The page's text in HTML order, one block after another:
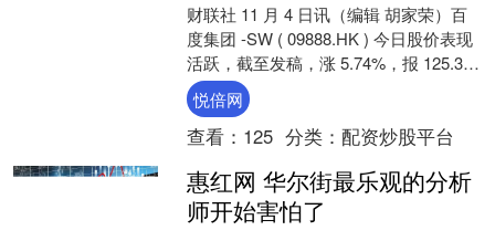
财联社 11 月 4 日讯（编辑 胡家荣）百
度集团 -SW ( 09888.HK ) 今日股价表现
活跃，截至发稿，涨 5.74%，报 125.30
港元。 市场....
悦倍网
查看： 125 分类： 配资炒股平台
惠红网 华尔街最乐观的分析
师开始害怕了